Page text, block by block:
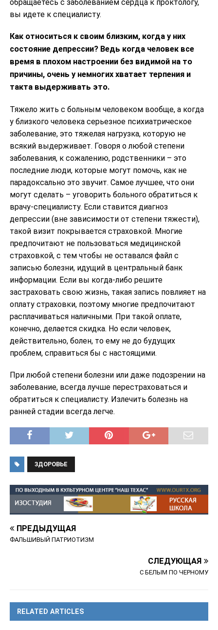
обращаетесь с заболеванием сердца к проктологу,
вы идете к специалисту.
Как относиться к своим близким, когда у них
состояние депрессии? Ведь когда человек все
время в плохом настроении без видимой на то
причины, очень у немногих хватает терпения и
такта выдерживать это.
Тяжело жить с больным человеком вообще, а когда
у близкого человека серьезное психиатрическое
заболевание, это тяжелая нагрузка, которую не
всякий выдерживает. Говоря о любой степени
заболевания, к сожалению, родственники – это
последние люди, которые могут помочь, как не
парадоксально это звучит. Самое лучшее, что они
могут сделать – уговорить больного обратиться к
врачу-специалисту. Если ставится диагноз
депрессии (вне зависимости от степени тяжести),
такой визит покрывается страховкой. Многие
предпочитают не пользоваться медицинской
страховкой, с тем чтобы не оставался файл с
записью болезни, идущий в центральный банк
информации. Если вы когда-либо решите
застраховать свою жизнь, такая запись повлияет на
оплату страховки, поэтому многие предпочитают
расплачиваться наличными. При такой оплате,
конечно, делается скидка. Но если человек,
действительно, болен, то ему не до будущих
проблем, справиться бы с настоящими.
При любой степени болезни или даже подозрении на
заболевание, всегда лучше перестраховаться и
обратиться к специалисту. Излечить болезнь на
ранней стадии всегда легче.
ЗДОРОВЬЕ
ПРЕДЫДУЩАЯ
ФАЛЬШИВЫЙ ПАТРИОТИЗМ
СЛЕДУЮЩАЯ
С БЕЛЫМ ПО ЧЕРНОМУ
RELATED ARTICLES